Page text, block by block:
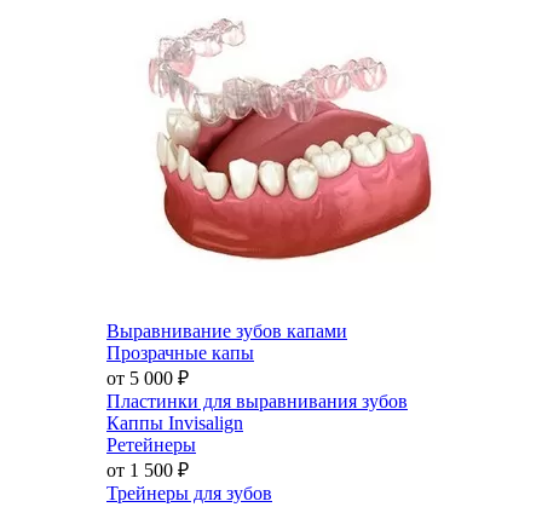
Выравнивание зубов капами
Прозрачные капы
от 5 000 ₽
Пластинки для выравнивания зубов
Каппы Invisalign
Ретейнеры
от 1 500 ₽
Трейнеры для зубов